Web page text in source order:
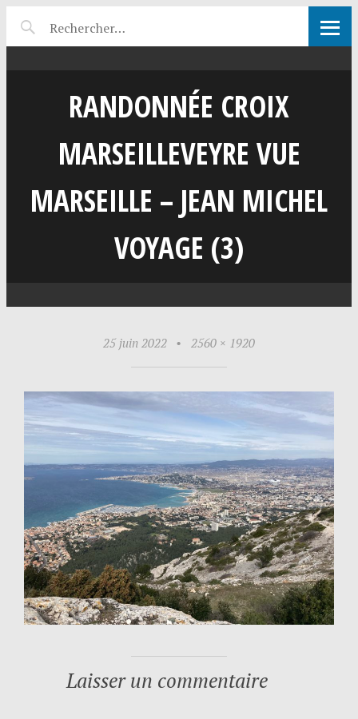
RANDONNÉE CROIX
MARSEILLEVEYRE VUE
MARSEILLE – JEAN MICHEL
VOYAGE (3)
25 juin 2022 • 2560 × 1920
Laisser un commentaire